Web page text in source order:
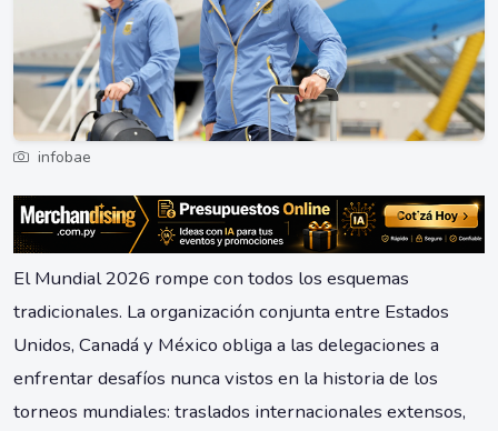
infobae
El Mundial 2026 rompe con todos los esquemas
tradicionales. La organización conjunta entre Estados
Unidos, Canadá y México obliga a las delegaciones a
enfrentar desafíos nunca vistos en la historia de los
torneos mundiales: traslados internacionales extensos,